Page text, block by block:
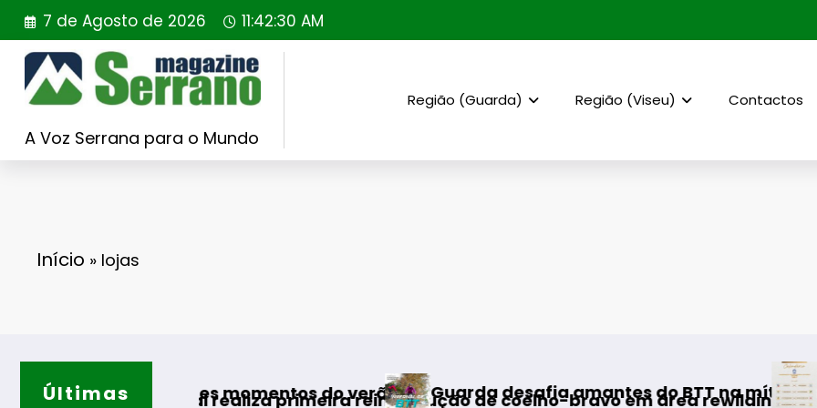
Saltar
para
conteúdo
7 de Agosto de 2026 11:42:31 AM
A Voz Serrana para o Mundo
Região (Guarda) Região (Viseu) Contactos
Início » lojas
Últimasmomentos do verão
realiza primeira reintrodução de coelho-bravo em área rewilding
Guarda desafia amantes do BTT na mítica Invernal Cidade
AF Viseu –